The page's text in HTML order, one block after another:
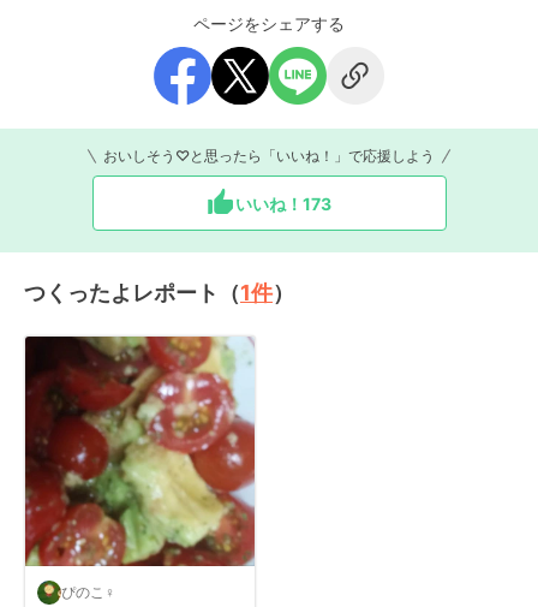
ページをシェアする
おいしそう♡と思ったら「いいね！」で応援しよう
いいね！ 173
つくったよレポート（1件）
ぴのこ♀